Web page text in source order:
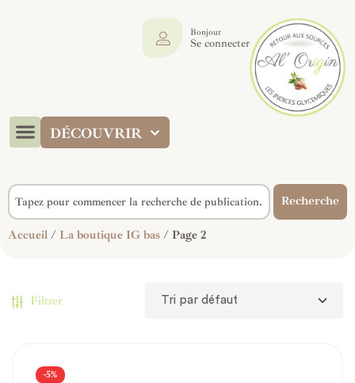
DÉCOUVRIR
Bonjour
Se connecter
Recherche
Accueil / La boutique IG bas / Page 2
Filtrer
-5%